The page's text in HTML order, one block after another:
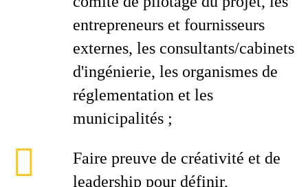
entrepreneurs et fournisseurs
externes, les consultants/cabinets
d'ingénierie, les organismes de
réglementation et les
municipalités ;
Faire preuve de créativité et de
leadership pour définir,